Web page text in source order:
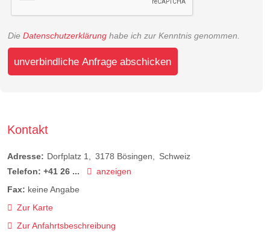
Die Datenschutzerklärung habe ich zur Kenntnis genommen.
unverbindliche Anfrage abschicken
Kontakt
Adresse: Dorfplatz 1 3178 Bösingen
Schweiz
Telefon: +41 26 ...
anzeigen
Fax: keine Angabe
Zur Karte
Zur Anfahrtsbeschreibung